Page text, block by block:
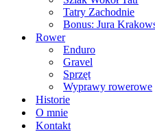
Tatry Zachodnie
Bonus: Jura
Rower
Enduro
Gravel
Sprzęt
Wyprawy rowerowe
Historie
O mnie
Kontakt